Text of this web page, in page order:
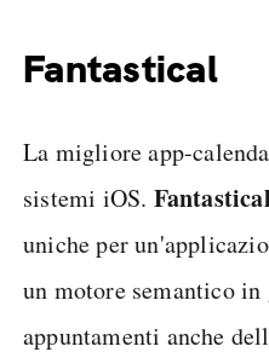
Fantastical
La migliore app-
sistemi iOS. Fantastical
uniche per
un motore semantico
appuntamenti anche